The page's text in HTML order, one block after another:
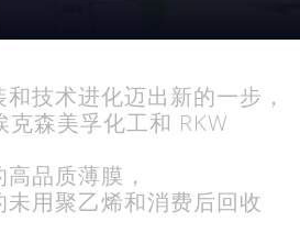
技术进化迈出新的一步，
克森美孚化工和 RKW
品质薄膜，
用聚乙烯和消费后回收